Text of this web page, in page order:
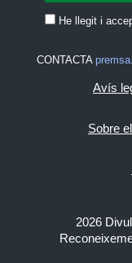
He llegit i
CONTACTA
Avís
Sobre
2026